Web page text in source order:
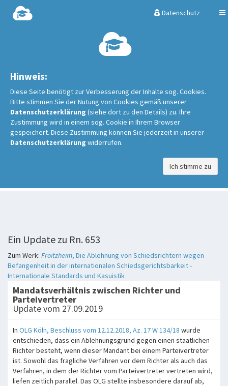
Hinweis:
Diese Seite benötigt zur Verbesserung der Inhalte sog. Cookies.
Bitte stimmen Sie der Nutung von Cookies gemäß unserer
Datenschutzerklärung (siehe dort zu den Details) zu. Ihre
Zustimmung wird in einem sog. Cookie in Ihrem Browser
gespeichert. Diese Zustimmung können Sie jederzeit in unserer
Datenschutzerklärung widerrufen.
Ich stimme zu
Datenschutz
Ein Update zu Rn. 653
Zum Werk: Froitzheim, Die Ablehnung von Schiedsrichtern wegen
Befangenheit in der internationalen Schiedsgerichtsbarkeit -
Internationale Standards und Kasuistik
Mandatsverhältnis zwischen Richter und
Parteivertreter
Update vom 27.09.2019
In OLG Köln, Beschluss vom 12.12.2018, Az. 17 W 134/18 wurde
entschieden, dass ein Ablehnungsgrund gegen einen staatlichen
Richter besteht, wenn dieser Mandant bei einem Parteivertreter
ist. Sowohl das fragliche Verfahren vor dem Richter als auch das
Verfahren, in dem der Richter vom Parteivertreter vertreten wird,
liefen zeitlich parallel. Das OLG stellte insbesondere darauf ab,